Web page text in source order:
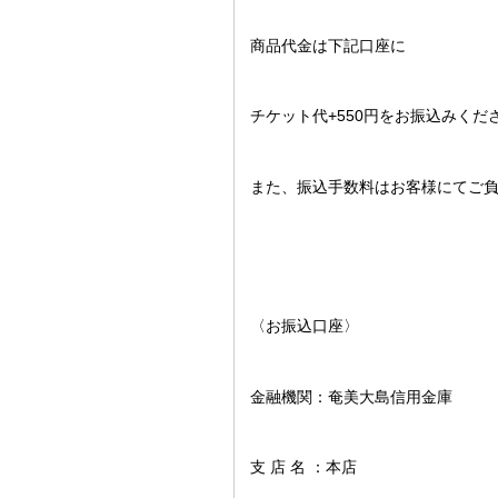
商品代金は下記口座に
チケット代+550円をお振込みくだ
また、振込手数料はお客様にてご
〈お振込口座〉
金融機関：奄美大島信用金庫
支 店 名 ：本店